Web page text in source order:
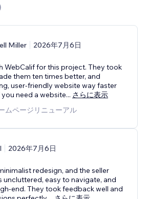
Miller 2026年7月6日
WebCalif for this project. They took
them ten times better, and
user-friendly website way faster
need a website... さらに表示
ムページリニューアル
2026年7月6日
redesign, and the seller
uncluttered, easy to navigate, and
end. They took feedback well and